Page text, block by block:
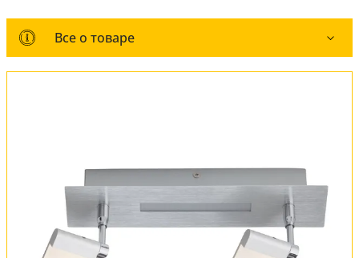
Все о товаре
Все о товаре
Оплата и доставка
Обмен и возврат